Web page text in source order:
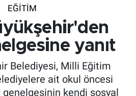
EĞİTİM
yanıt
Belediyesi, Milli Eğitim
ait okul öncesi
kendi sosyal